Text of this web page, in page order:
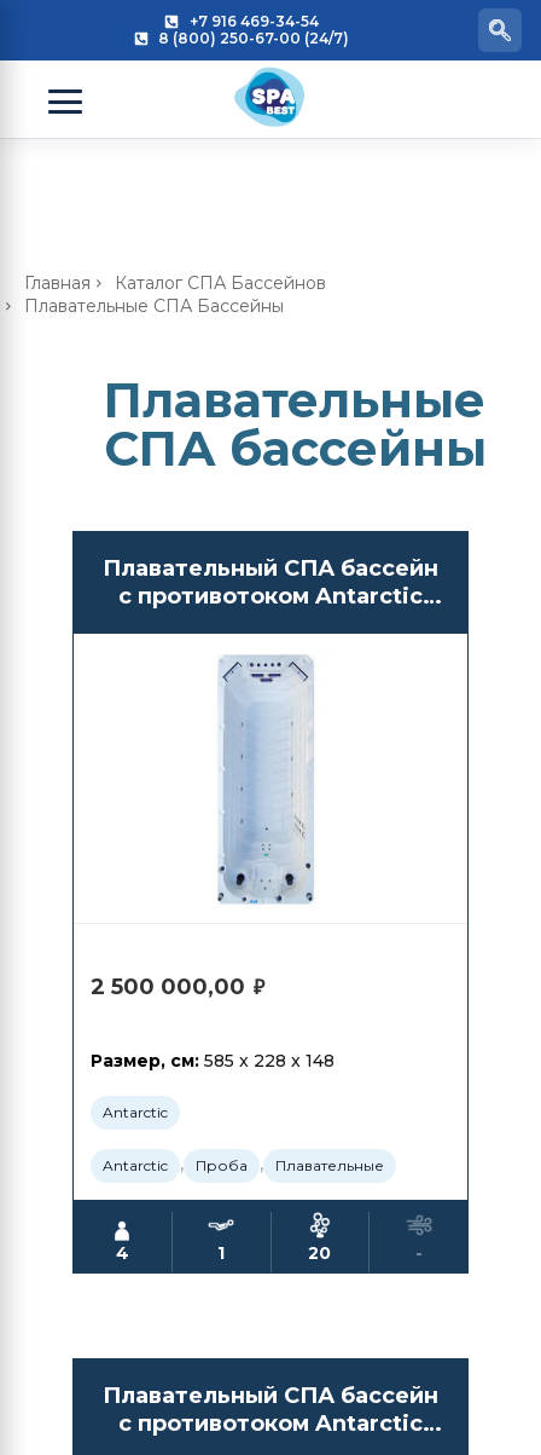
+7 916 469-34-54
8 (800) 250-67-00 (24/7)
Главная
Каталог СПА Бассейнов
Плавательные СПА Бассейны
Плавательные
СПА бассейны
Плавательный СПА бассейн
с противотоком Antarctic
2 500 000,00 ₽
Размер, см: 585 x 228 x 148
Antarctic
Antarctic , Проба , Плавательные
4 1 20 -
Плавательный СПА бассейн
с противотоком Antarctic